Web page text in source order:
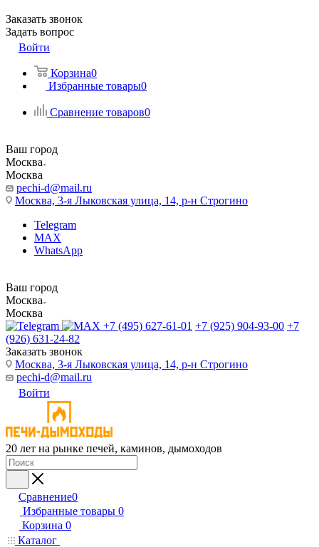
Заказать звонок
Задать вопрос
Войти
Корзина0
Избранные товары0
Сравнение товаров0
Ваш город
Москва
Москва
pechi-d@mail.ru
Москва, 3-я Лыковская улица, 14, р-н Строгино
Telegram
MAX
WhatsApp
Ваш город
Москва
Москва
+7 (495) 627-61-01 +7 (925) 904-93-00 +7
(926) 631-24-82
Заказать звонок
Москва, 3-я Лыковская улица, 14, р-н Строгино
pechi-d@mail.ru
Войти
20 лет на рынке печей, каминов, дымоходов
Сравнение0
Избранные товары 0
Корзина 0
Каталог